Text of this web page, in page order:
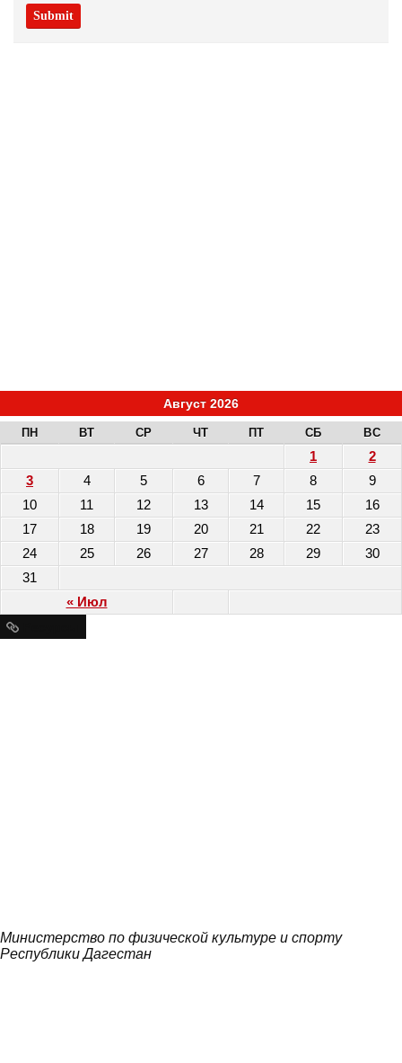
Август 2026
ПН ВТ СР ЧТ ПТ СБ ВС
« Июл
1
2
3
4 5 6 7 8
9
10
11 12 13 14 15
16
17
18 19 20 21 22
23
24
25 26 27 28 29
30
31
Министерство по физической культуре и спорту
Республики Дагестан